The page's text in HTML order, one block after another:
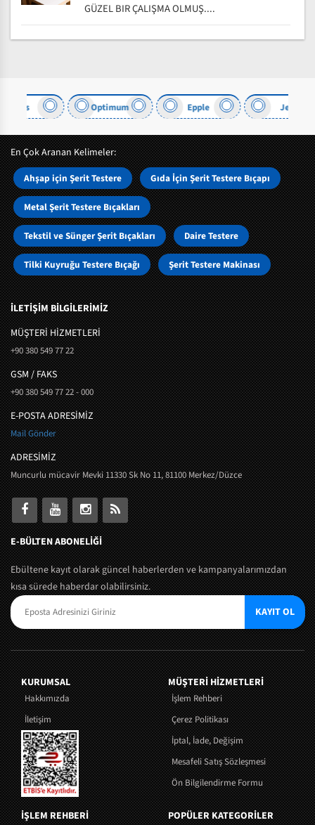
GÜZEL BIR ÇALIŞMA OLMUŞ....
Optimum Epple Jet
En Çok Aranan Kelimeler:
Ahşap için Şerit Testere Gıda İçin Şerit Testere Bıçapı
Metal Şerit Testere Bıçakları
Tekstil ve Sünger Şerit Bıçakları Daire Testere
Tilki Kuyruğu Testere Bıçağı Şerit Testere Makinası
İLETİŞİM BİLGİLERİMİZ
MÜŞTERI HIZMETLERI
+90 380 549 77 22
GSM / FAKS
+90 380 549 77 22 - 000
E-POSTA ADRESİMİZ
Mail Gönder
ADRESİMİZ
Muncurlu mücavir Mevki 11330 Sk No 11, 81100 Merkez/Düzce
E-BÜLTEN ABONELİĞİ
Ebültene kayıt olarak güncel haberlerden ve kampanyalarımızdan
kısa sürede haberdar olabilirsiniz.
KAYIT OL
KURUMSAL
Hakkımızda
İletişim
MÜŞTERI HIZMETLERI
İşlem Rehberi
Çerez Politikası
İptal, İade, Değişim
Mesafeli Satış Sözleşmesi
Ön Bilgilendirme Formu
İŞLEM REHBERİ POPÜLER KATEGORİLER